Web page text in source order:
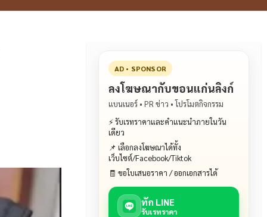
AD • SPONSOR
ลงโฆษณากับขอนแก่นลิงก์
แบนเนอร์ • PR ข่าว • โปรโมตกิจกรรม
⚡ รับเรทราคาและคำแนะนำภายในวัน
เดียว
📌 เลือกลงโฆษณาได้ทั้ง
เว็บไซต์/Facebook/Tiktok
🧾 ขอใบเสนอราคา / ออกเอกสารได้
ทัก LINE
รับเรทราคา